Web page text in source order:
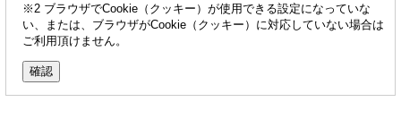
※2 ブラウザでCookie（クッキー）が使用できる設定になっていな
い、または、ブラウザがCookie（クッキー）に対応していない場合は
ご利用頂けません。